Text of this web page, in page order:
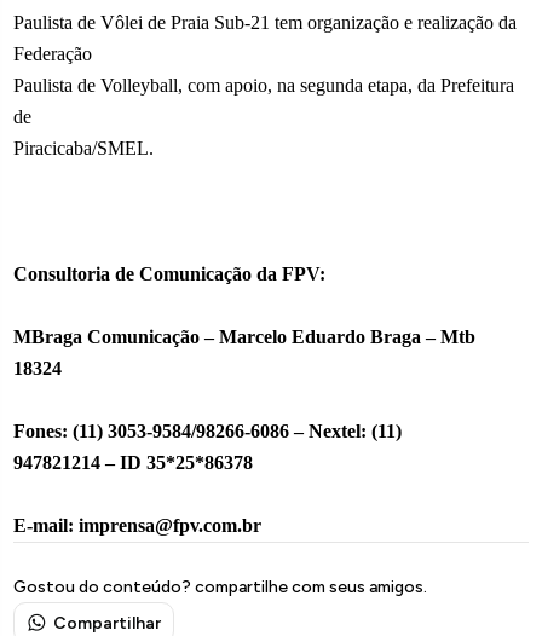
Paulista de Vôlei de Praia Sub-21 tem organização e realização da
Federação
Paulista de Volleyball, com apoio, na segunda etapa, da Prefeitura
de
Piracicaba/SMEL.
Consultoria de Comunicação da FPV:
MBraga Comunicação – Marcelo Eduardo Braga – Mtb
18324
Fones: (11) 3053-9584/98266-6086 – Nextel: (11)
947821214 – ID 35*25*86378
E-mail: imprensa@fpv.com.br
Gostou do conteúdo? compartilhe com seus amigos.
Compartilhar